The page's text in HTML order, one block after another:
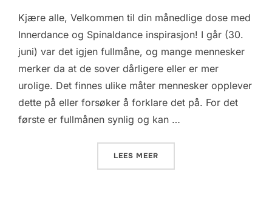
Kjære alle, Velkommen til din månedlige dose med
Innerdance og Spinaldance inspirasjon! I går (30.
juni) var det igjen fullmåne, og mange mennesker
merker da at de sover dårligere eller er mer
urolige. Det finnes ulike måter mennesker opplever
dette på eller forsøker å forklare det på. For det
første er fullmånen synlig og kan …
LEES MEER